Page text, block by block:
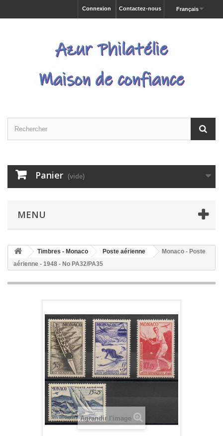
Français
Contactez-nous
Connexion
Panier (vide)
MENU
Timbres - Monaco Poste aérienne
Monaco - Poste
aérienne - 1948 - No PA32/PA35
Agrandir l'image